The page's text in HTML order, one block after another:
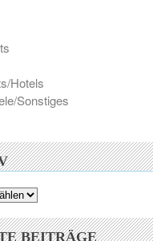
Hotels
Sonstiges
BEITRÄGE